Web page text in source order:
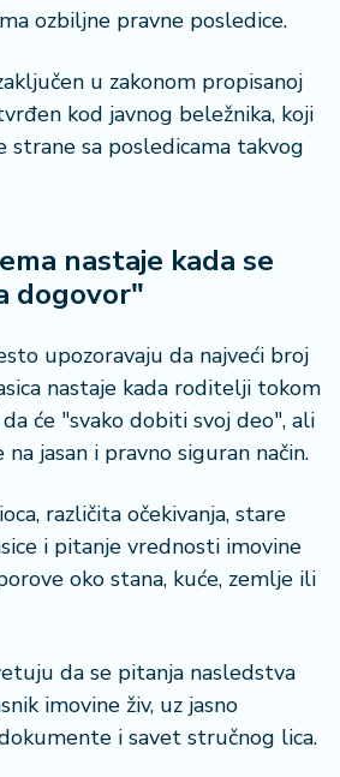
ozbiljne pravne posledice.
u zakonom propisanoj
kod javnog beležnika, koji
strane sa posledicama takvog
nastaje kada se
dogovor"
upozoravaju da najveći broj
nastaje kada roditelji tokom
će "svako dobiti svoj deo", ali
jasan i pravno siguran način.
različita očekivanja, stare
i pitanje vrednosti imovine
oko stana, kuće, zemlje ili
da se pitanja nasledstva
imovine živ, uz jasno
i savet stručnog lica.